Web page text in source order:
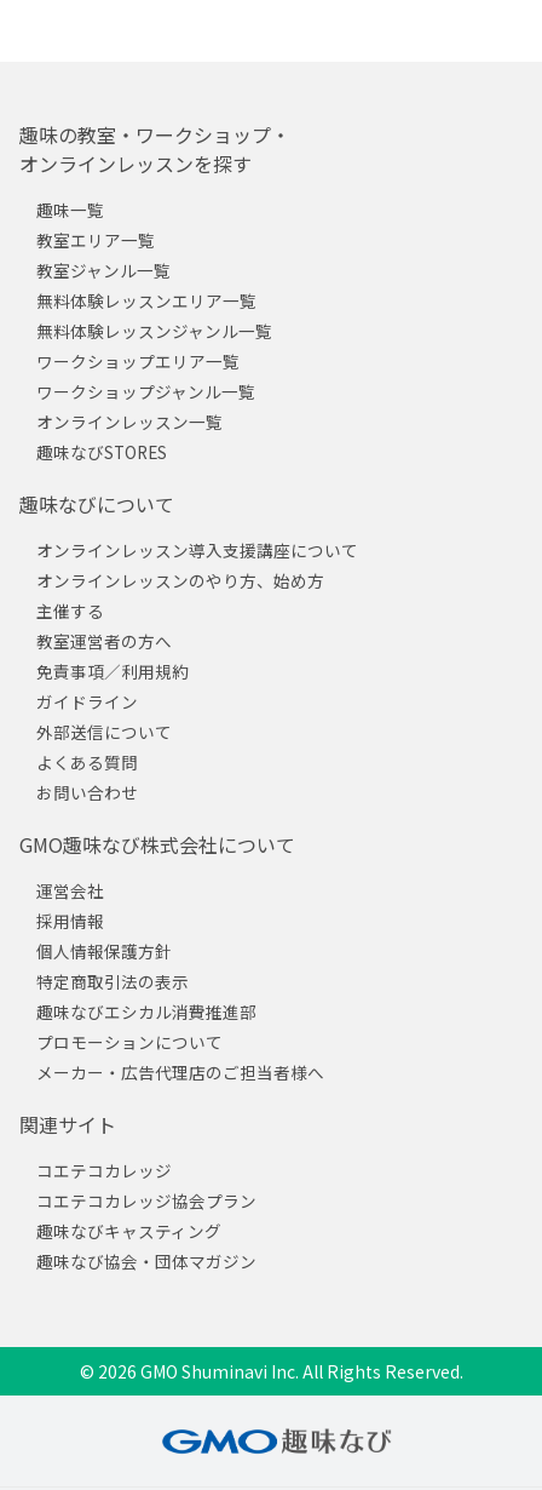
趣味の教室・ワークショップ・
オンラインレッスンを探す
趣味一覧
教室エリア一覧
教室ジャンル一覧
無料体験レッスンエリア一覧
無料体験レッスンジャンル一覧
ワークショップエリア一覧
ワークショップジャンル一覧
オンラインレッスン一覧
趣味なびSTORES
趣味なびについて
オンラインレッスン導入支援講座について
オンラインレッスンのやり方、始め方
主催する
教室運営者の方へ
免責事項／利用規約
ガイドライン
外部送信について
よくある質問
お問い合わせ
GMO趣味なび株式会社について
運営会社
採用情報
個人情報保護方針
特定商取引法の表示
趣味なびエシカル消費推進部
プロモーションについて
メーカー・広告代理店のご担当者様へ
関連サイト
コエテコカレッジ
コエテコカレッジ協会プラン
趣味なびキャスティング
趣味なび協会・団体マガジン
© 2026 GMO Shuminavi Inc. All Rights Reserved.